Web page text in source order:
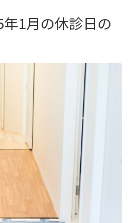
1月の休診日の